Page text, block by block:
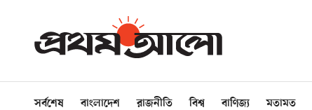
সর্বশেষ বাংলাদেশ রাজনীতি বিশ্ব বাণিজ্য মতামত